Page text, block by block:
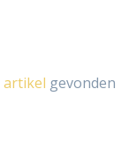
artikel gevonden